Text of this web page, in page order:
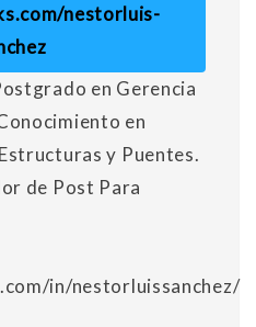
nestorluis-
en Gerencia
en
y Puentes.
de Post Para
in/nestorluissanchez/